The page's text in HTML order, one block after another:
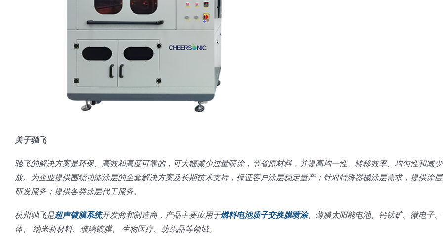
关于驰飞
驰飞的解决方案是环保、高效和高度可靠的，可大幅减少过量喷涂，节省原材料，并提高均一性、转移效率、均匀性和减
放。为企业提供围绕功能涂层的全套解决方案及长期技术支持，保证客户涂层稳定量产；针对特殊器械涂层需求，提供涂
研发服务；提供各类涂层代工服务。
杭州驰飞是超声镀膜系统开发商和制造商，产品主要应用于燃料电池质子交换膜喷涂、薄膜太阳能电池、钙钛矿、微电子
体、 纳米新材料、玻璃镀膜、 生物医疗、纺织品等领域。